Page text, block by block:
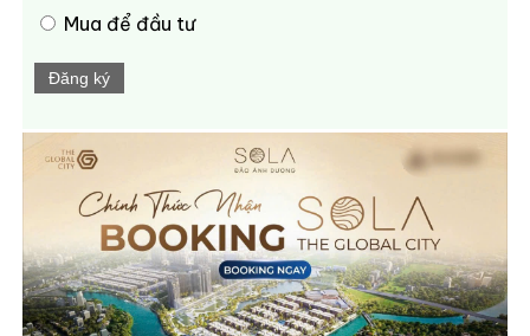
Mua để đầu tư
Đăng ký